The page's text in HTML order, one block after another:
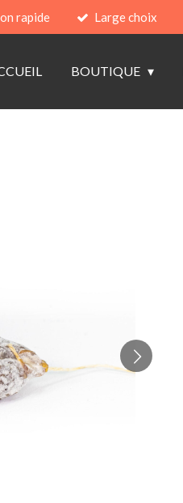
rapide Large choix
BOUTIQUE